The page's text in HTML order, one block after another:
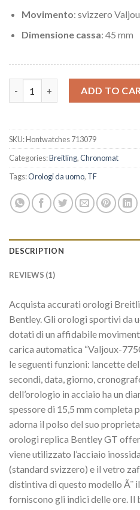
Movimento: svizzero
Dimensione cassa: 45 mm
ADD TO
SKU:Hontwatches 713079
Categories:Breitling,Chronomat
Tags:Orologi da uomo, TF
DESCRIPTION
REVIEWS (1)
Acquista accurati orologi
Bentley. Gli orologi sportivi da
dotati di un affidabile
carica automatica “Valjoux-
le seguenti funzioni: lancette
secondi, data, giorno,
dell’orologio in acciaio ha un
spessore di 15,5 mm completa
adorna il polso del suo
orologi replica Bentley GT
viene utilizzato l’acciaio
(standard svizzero) e il vetro
distintiva di questo modello Ã¨
forniscono gli indici delle ore. Il